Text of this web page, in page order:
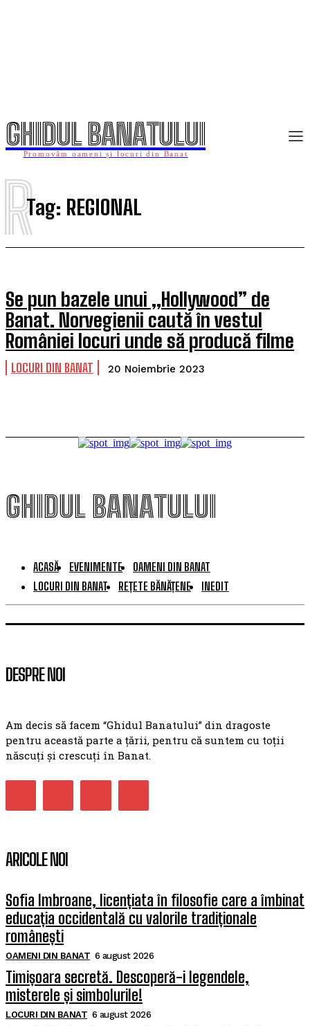
GHIDUL BANATULUI
Promovăm oameni și locuri din Banat
Tag: REGIONAL
R
Se pun bazele unui „Hollywood” de
Banat. Norvegienii caută în vestul
României locuri unde să producă filme
LOCURI DIN BANAT 20 Noiembrie 2023
GHIDUL BANATULUI
ACASĂ EVENIMENTE
OAMENI DIN BANAT
LOCURI DIN BANAT
REȚETE BĂNĂȚENE INEDIT
DESPRE NOI
Am decis să facem “Ghidul Banatului” din dragoste
pentru această parte a țării, pentru că suntem cu toții
născuți și crescuți în Banat.
ARICOLE NOI
Sofia Imbroane, licențiata în filosofie care a îmbinat
educația occidentală cu valorile tradiționale
românești
OAMENI DIN BANAT 6 august 2026
Timișoara secretă. Descoperă-i legendele,
misterele și simbolurile!
LOCURI DIN BANAT 6 august 2026